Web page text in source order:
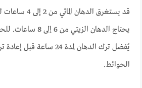
قد يستغرق
يحتاج الدهان
يُفضل ترك الدهان لمدة 24
الحوائط.